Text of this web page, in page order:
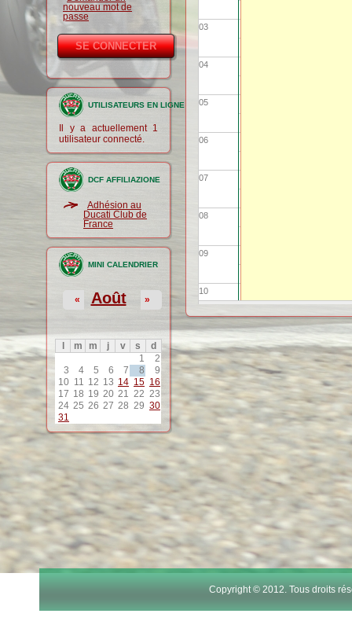
nouveau mot de
passe
UTILISATEURS EN LIGNE
Il y a actuellement 1
utilisateur connecté.
DCF AFFILIAZIONE
Adhésion au
Ducati Club de
France
MINI CALENDRIER
Août
« »
m m j v s
d
1
2
3
4 5 6 7 8
9
10 11 12 13 14 15 16
17 18 19 20 21 22 23
24 25 26 27 28 29 30
31
03
04
05
06
07
08
09
10
11
12
13
15
17
Copyright © 2012. Tous droits